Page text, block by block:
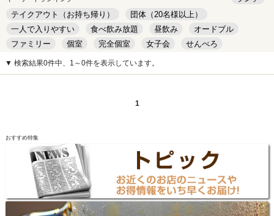
テイクアウト（お持ち帰り）
団体（20名様以上）
一人で入りやすい
食べ飲み放題 昼飲み
オードブル
ファミリー
個室 完全個室 女子会
せんべろ
キッズルーム
安い デート
▼ 検索結果0件中、1～0件を表示しています。
1
おすすめ特集